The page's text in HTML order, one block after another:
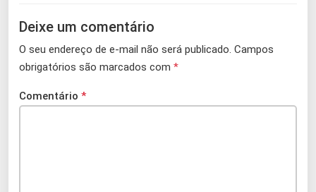
Deixe um comentário
O seu endereço de e-mail não será publicado. Campos
obrigatórios são marcados com *
Comentário *